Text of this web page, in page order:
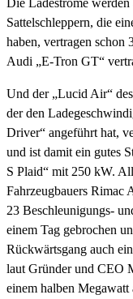
Sattelschleppern, die
haben, vertragen schon
Audi „E-Tron GT“
Und der „Lucid Air“
der den
Driver“ angeführt hat,
und ist damit ein gutes
S Plaid“ mit 250 kW.
Fahrzeugbauers Rimac
23 Beschleunigungs-
einem Tag gebrochen
Rückwärtsgang auch
laut Gründer und CEO
einem halben